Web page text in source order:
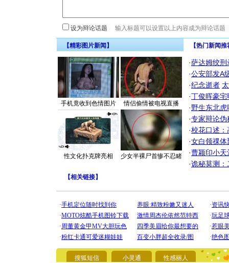
设为辩论话题
【精彩图片新闻】
手机竟收到色情图片 情侣偷情被电视直播
性文化扑克牌亮相 少女半裸尸首惨不忍睹
【热门新闻
·萨达姆绞刑
·公安部发A
·纪念逝者
·丁俊晖豪
·野生东北
·专家辩论伪
·校花口述：
·女白领祼体
·曹颖印小天
·诡秘莫测：
【相关链接】
搜狐短信 小灵通 性感丽人
[圣诞节]
你太多
要平安
[圣诞节]
能正大光
都要快乐